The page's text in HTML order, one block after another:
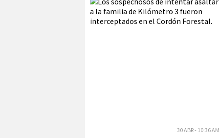
30 ABR - 10:36 AM